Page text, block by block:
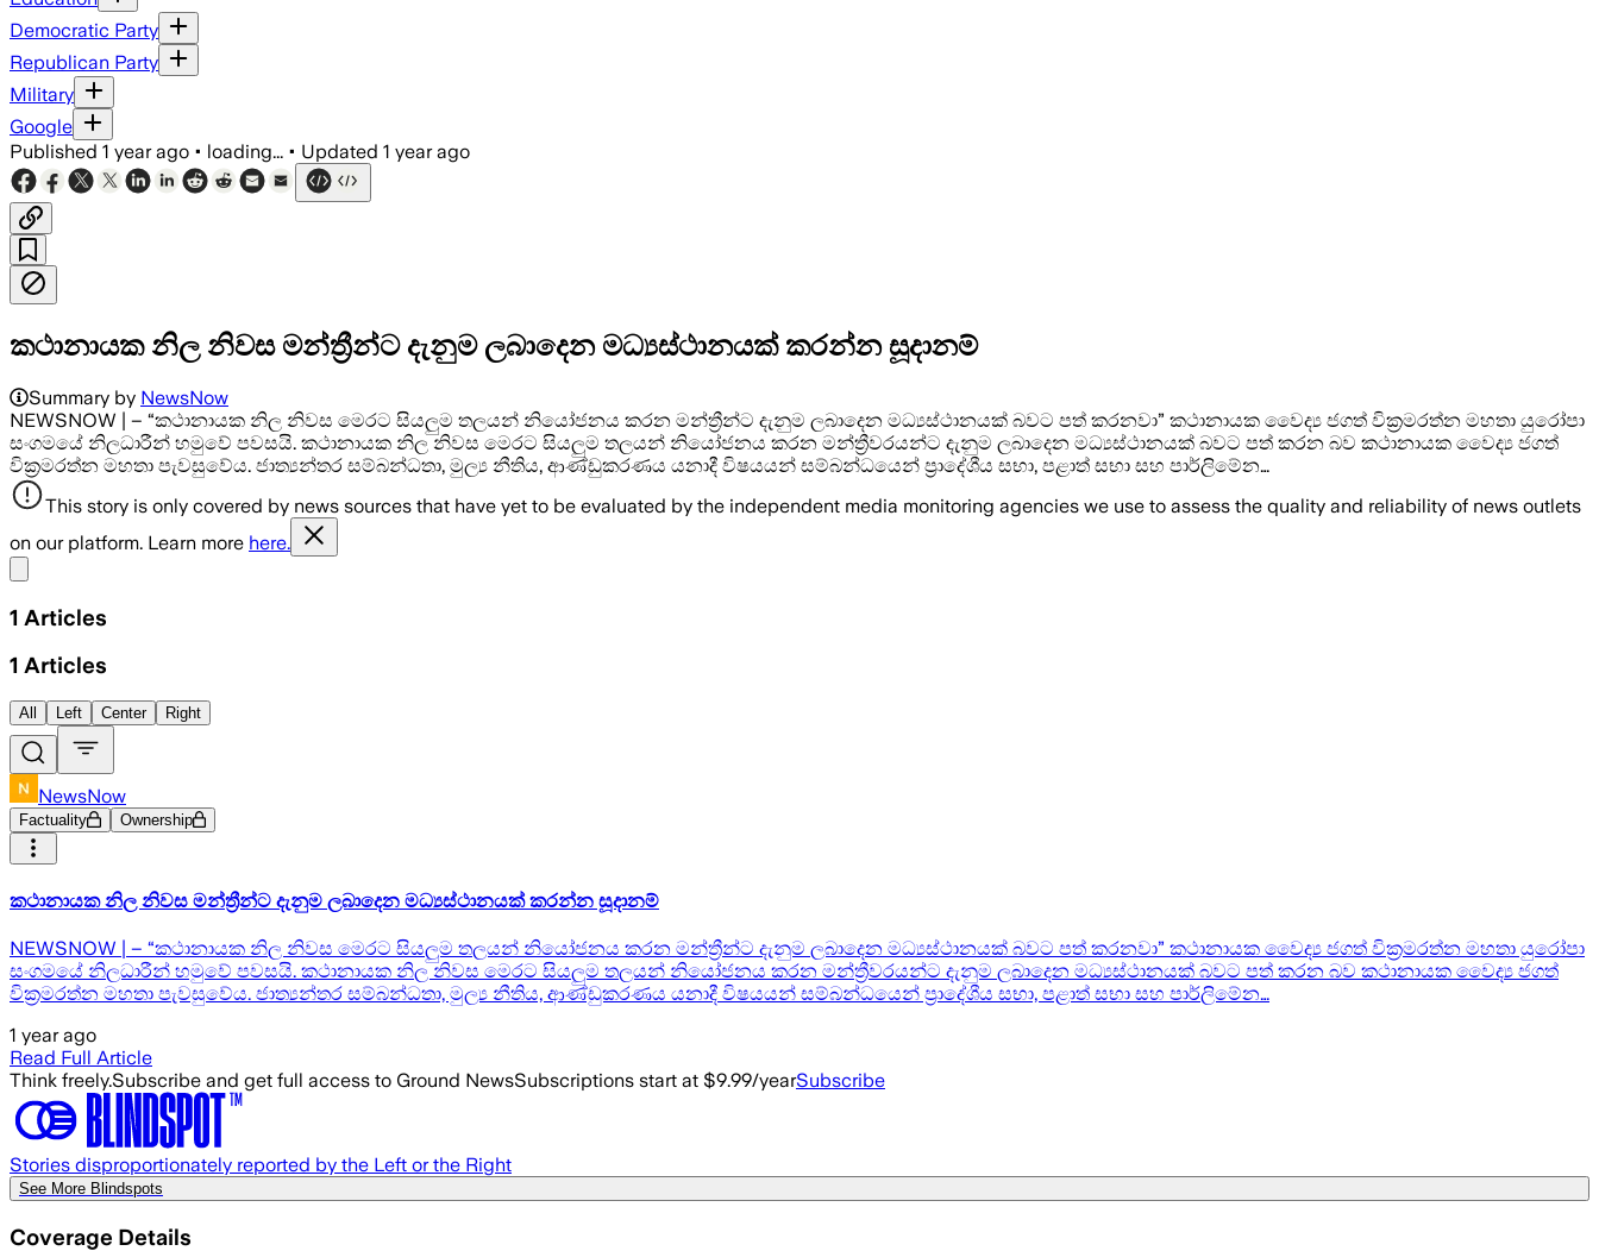
Democratic Party
Republican Party
Military
Google
Published 1 year ago • loading... • Updated 1 year ago
කථානායක නිල නිවස මන්ත්‍රීන්ට දැනුම ලබාදෙන මධ්‍යස්ථානයක් කරන්න සූදානම්
Summary by NewsNow
NEWSNOW | – “කථානායක නිල නිවස මෙරට සියලුම තලයන් නියෝජනය කරන මන්ත්‍රීන්ට දැනුම ලබාදෙන මධ්‍යස්ථානයක් බවට පත් කරනවා” කථානායක වෛද්‍ය ජගත් වික්‍රමරත්න මහතා යුරෝපා
සංගමයේ නිලධාරීන් හමුවේ පවසයි. කථානායක නිල නිවස මෙරට සියලුම තලයන් නියෝජනය කරන මන්ත්‍රීවරයන්ට දැනුම ලබාදෙන මධ්‍යස්ථානයක් බවට පත් කරන බව කථානායක වෛද්‍ය ජගත්
වික්‍රමරත්න මහතා පැවසුවේය. ජාත්‍යන්තර සම්බන්ධතා, මුල්‍ය නීතිය, ආණ්ඩුකරණය යනාදී විෂයයන් සම්බන්ධයෙන් ප්‍රාදේශීය සභා, පළාත් සභා සහ පාර්ලිමේන…
This story is only covered by news sources that have yet to be evaluated by the independent media monitoring agencies we use to assess the quality and reliability of news outlets
on our platform. Learn more here.
1 Articles
1 Articles
All Left Center Right
NewsNow
Factuality Ownership
කථානායක නිල නිවස මන්ත්‍රීන්ට දැනුම ලබාදෙන මධ්‍යස්ථානයක් කරන්න සූදානම්
NEWSNOW | – “කථානායක නිල නිවස මෙරට සියලුම තලයන් නියෝජනය කරන මන්ත්‍රීන්ට දැනුම ලබාදෙන මධ්‍යස්ථානයක් බවට පත් කරනවා” කථානායක වෛද්‍ය ජගත් වික්‍රමරත්න මහතා යුරෝපා
සංගමයේ නිලධාරීන් හමුවේ පවසයි. කථානායක නිල නිවස මෙරට සියලුම තලයන් නියෝජනය කරන මන්ත්‍රීවරයන්ට දැනුම ලබාදෙන මධ්‍යස්ථානයක් බවට පත් කරන බව කථානායක වෛද්‍ය ජගත්
වික්‍රමරත්න මහතා පැවසුවේය. ජාත්‍යන්තර සම්බන්ධතා, මුල්‍ය නීතිය, ආණ්ඩුකරණය යනාදී විෂයයන් සම්බන්ධයෙන් ප්‍රාදේශීය සභා, පළාත් සභා සහ පාර්ලිමේන…
1 year ago
Read Full Article
Think freely.Subscribe and get full access to Ground NewsSubscriptions start at $9.99/yearSubscribe
Stories disproportionately reported by the Left or the Right
See More Blindspots
Coverage Details